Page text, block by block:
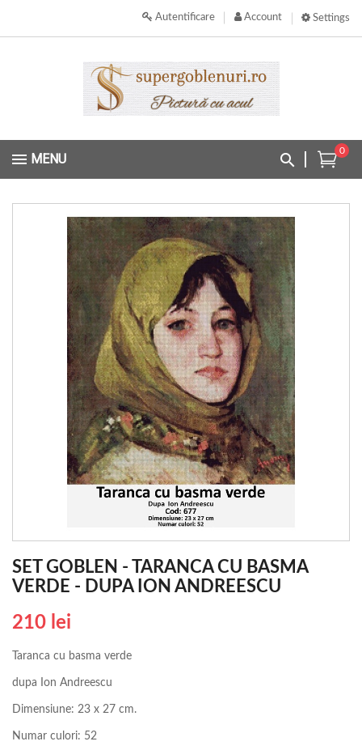
Settings
Account
Autentificare
0
MENU
SET GOBLEN - TARANCA CU BASMA
VERDE - DUPA ION ANDREESCU
210 lei
Taranca cu basma verde
dupa Ion Andreescu
Dimensiune: 23 x 27 cm.
Numar culori: 52